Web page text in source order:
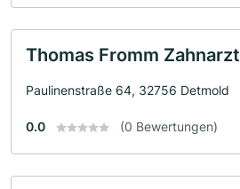
Thomas Fromm Zahnarzt
Paulinenstraße 64, 32756 Detmold
0.0 (0 Bewertungen)